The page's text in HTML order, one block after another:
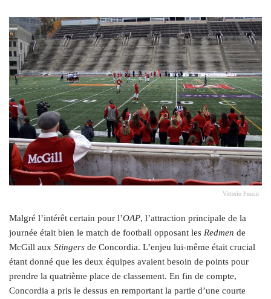
Vittorio Pessin
Malgré l’intérêt certain pour l’OAP, l’attraction principale de la
journée était bien le match de football opposant les Redmen de
McGill aux Stingers de Concordia. L’enjeu lui-même était crucial
étant donné que les deux équipes avaient besoin de points pour
prendre la quatrième place de classement. En fin de compte,
Concordia a pris le dessus en remportant la partie d’une courte